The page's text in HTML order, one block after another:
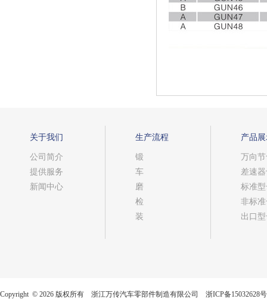
关于我们
公司简介
提供服务
新闻中心
生产流程
锻
车
磨
检
装
产品
万向
差速
标准
非标
出口
Copyright © 2026 版权所有 浙江万传汽车零部件制造有限公司 浙ICP备15032628